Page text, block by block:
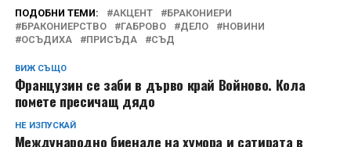
ПОДОБНИ ТЕМИ: АКЦЕНТ
БРАКОНИЕРИ
БРАКОНИЕРСТВО
ГАБРОВО ДЕЛО
НОВИНИ
ОСЪДИХА
ПРИСЪДА СЪД
ВИЖ СЪЩО
Французин се заби в дърво край Войново. Кола
помете пресичащ дядо
НЕ ИЗПУСКАЙ
Международно биенале на хумора и сатирата в